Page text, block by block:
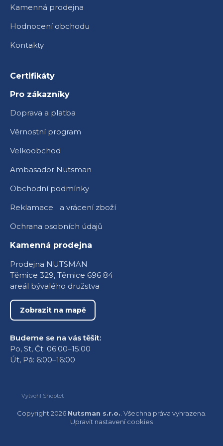
Kamenná prodejna
Hodnocení obchodu
Kontakty
Certifikáty
Pro zákazníky
Doprava a platba
Věrnostní program
Velkoobchod
Ambasador Nutsman
Obchodní podmínky
Reklamace a vrácení zboží
Ochrana osobních údajů
Kamenná prodejna
Prodejna NUTSMAN
Těmice 329, Těmice 696 84
areál bývalého družstva
Zobrazit na mapě
Budeme se na vás těšit:
Po, St, Čt: 06:00–15:00
Út, Pá: 6:00–16:00
Vytvořil Shoptet
Copyright 2026 Nutsman s.r.o.. Všechna práva vyhrazena.
Upravit nastavení cookies